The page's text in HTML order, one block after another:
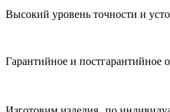
Высокий уровень точности и
Гарантийное и постгарантийное